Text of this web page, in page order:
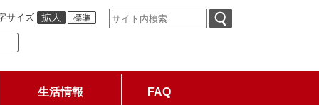
サイズ
生活情報 FAQ